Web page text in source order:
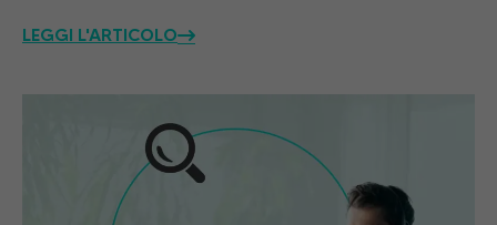
LEGGI L'ARTICOLO